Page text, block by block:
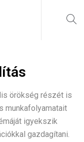
örökség részét is
munkafolyamatait
igyekszik
gazdagítani.